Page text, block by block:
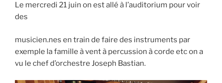
Le mercredi 21 juin on est allé à l’auditorium pour voir
des
musicien.nes en train de faire des instruments par
exemple la famille à vent à percussion à corde etc on a
vu le chef d’orchestre Joseph Bastian.